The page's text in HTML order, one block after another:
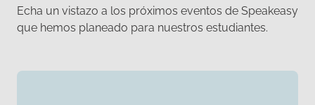
Echa un vistazo a los próximos eventos de Speakeasy
que hemos planeado para nuestros estudiantes.